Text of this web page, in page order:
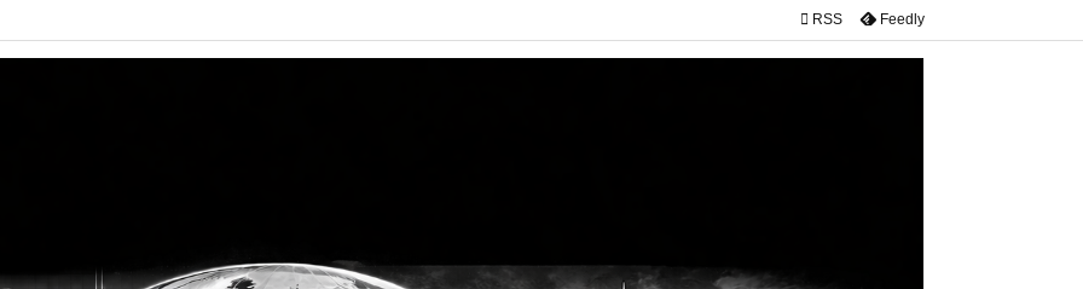
 RSS Feedly